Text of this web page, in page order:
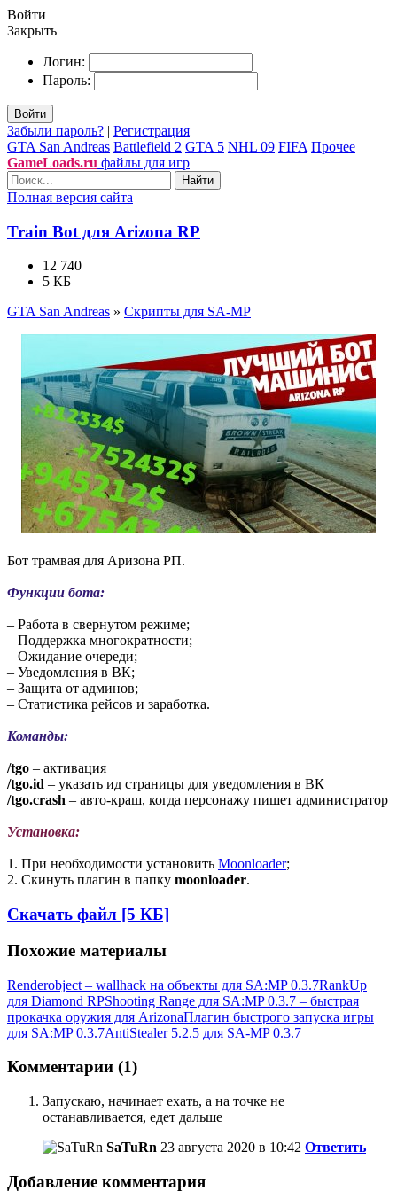
Войти
Закрыть
Логин:
Пароль:
Войти
Забыли пароль? | Регистрация
GTA San Andreas Battlefield 2 GTA 5 NHL 09 FIFA Прочее
GameLoads.ru файлы для игр
Найти
Полная версия сайта
Train Bot для Arizona RP
12 740
5 КБ
GTA San Andreas » Скрипты для SA-MP
Бот трамвая для Аризона РП.
Функции бота:
– Работа в свернутом режиме;
– Поддержка многократности;
– Ожидание очереди;
– Уведомления в ВК;
– Защита от админов;
– Статистика рейсов и заработка.
Команды:
/tgo – активация
/tgo.id – указать ид страницы для уведомления в ВК
/tgo.crash – авто-краш, когда персонажу пишет администратор
Установка:
1. При необходимости установить Moonloader;
2. Скинуть плагин в папку moonloader.
Скачать файл [5 КБ]
Похожие материалы
Renderobject – wallhack на объекты для SA:MP 0.3.7RankUp
для Diamond RPShooting Range для SA:MP 0.3.7 – быстрая
прокачка оружия для ArizonaПлагин быстрого запуска игры
для SA:MP 0.3.7AntiStealer 5.2.5 для SA-MP 0.3.7
Комментарии (1)
Запускаю, начинает ехать, а на точке не
останавливается, едет дальше
SaTuRn 23 августа 2020 в 10:42 Ответить
Добавление комментария